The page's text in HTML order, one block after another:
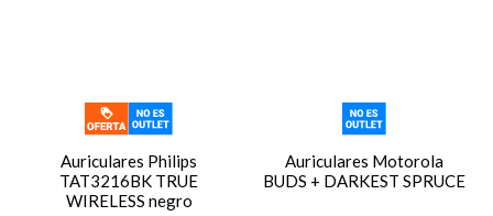
Auriculares Philips
TAT3216BK TRUE
WIRELESS negro
Auriculares Motorola
BUDS + DARKEST SPRUCE